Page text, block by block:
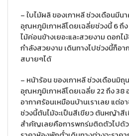
– ใบไม้ผลิ ของเกาหลี ช่วงเดือนมี
อุณหภูมิเกาหลีโดยเฉลี่ยช่วงนี้ 6 ถึง
ไม้ค่อนข้างเยอะและสวยงาม ดอกไ
กำลังสวยงาม เดินทางไปช่วงนี้ก็อ
สบายๆได้
– หน้าร้อน ของเกาหลี ช่วงเดือนมิ
อุณหภูมิเกาหลีโดยเฉลี่ย 22 ถึง 38
อากาศร้อนเหมือนบ้านเราเลย แต่อ
ช่วงนี้ต้นไม้จะเป็นสีเขียว ต้นหญ้าสี
สำคัญเลยคือการพกร่มติดตัวไปด้